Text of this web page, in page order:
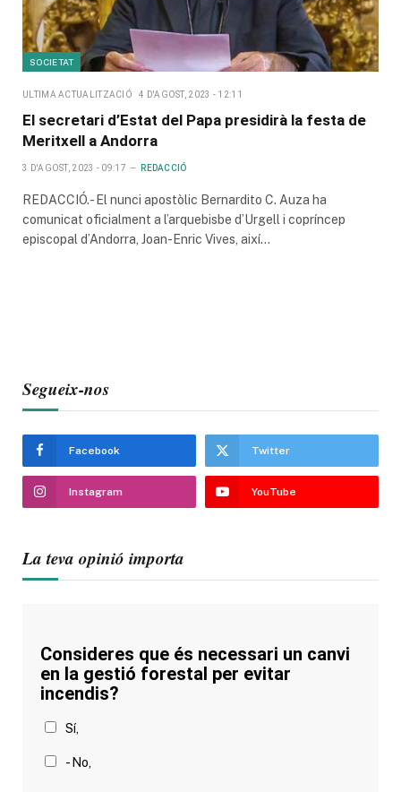
SOCIETAT
ULTIMA ACTUALITZACIÓ 4 D'AGOST, 2023 - 12:11
El secretari d’Estat del Papa presidirà la festa de
Meritxell a Andorra
3 D'AGOST, 2023 - 09:17 REDACCIÓ
REDACCIÓ.- El nunci apostòlic Bernardito C. Auza ha
comunicat oficialment a l’arquebisbe d’Urgell i copríncep
episcopal d’Andorra, Joan-Enric Vives, així…
Segueix-nos
Facebook Twitter
Instagram YouTube
La teva opinió importa
Consideres que és necessari un canvi
en la gestió forestal per evitar
incendis?
Sí,
- No,